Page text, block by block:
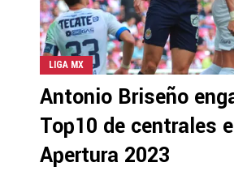
LIGA MX
Antonio Briseño
Top10 de centrales
Apertura 2023